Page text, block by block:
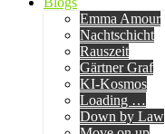
Emma Amour
Nachtschicht
Rauszeit
Gärtner Graf
KI-Kosmos
Loading …
Down by Law